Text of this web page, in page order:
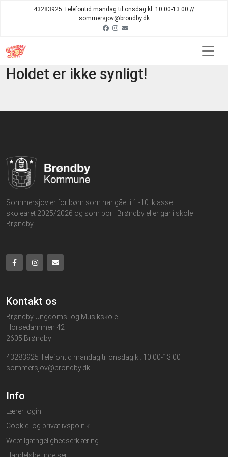
43283925 Telefontid mandag til onsdag kl. 10.00-13.00 //
sommersjov@brondby.dk
Holdet er ikke synligt!
Sommersjov er for børn som har gået i 1.-10. klasse i
skoleåret 2025/2026 og som bor i Brøndby eller går i skole i
Brøndby
Kontakt os
Brøndby Ungdoms- og Musikskole
Horsedammen 42
2605 Brøndby
43283925 Telefontid mandag til onsdag kl. 10.00-13.00
sommersjov@brondby.dk
Info
Lærer login
Cookie- og privatlivspolitik
Webtilgængelighedserklæring